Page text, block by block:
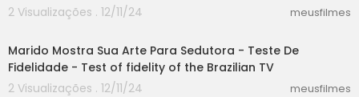
2 Visualizações . 12/11/24
meusfilmes
Marido Mostra Sua Arte Para Sedutora - Teste De
Fidelidade - Test of fidelity of the Brazilian TV
2 Visualizações . 12/11/24
meusfilmes